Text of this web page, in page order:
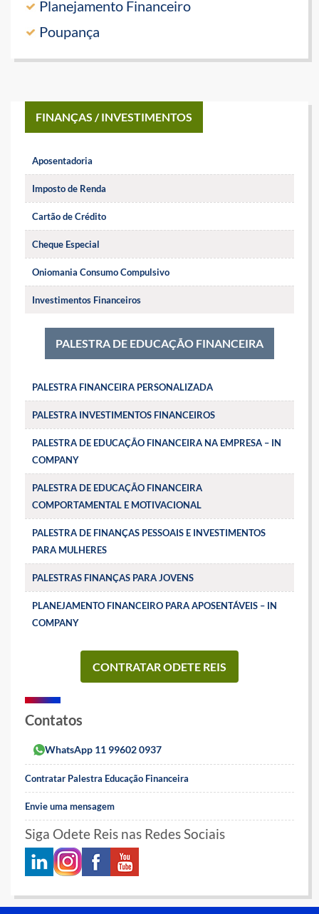
Planejamento Financeiro
Poupança
FINANÇAS / INVESTIMENTOS
Aposentadoria
Imposto de Renda
Cartão de Crédito
Cheque Especial
Oniomania Consumo Compulsivo
Investimentos Financeiros
PALESTRA DE EDUCAÇÃO FINANCEIRA
PALESTRA FINANCEIRA PERSONALIZADA
PALESTRA INVESTIMENTOS FINANCEIROS
PALESTRA DE EDUCAÇÃO FINANCEIRA NA EMPRESA – IN
COMPANY
PALESTRA DE EDUCAÇÃO FINANCEIRA
COMPORTAMENTAL E MOTIVACIONAL
PALESTRA DE FINANÇAS PESSOAIS E INVESTIMENTOS
PARA MULHERES
PALESTRAS FINANÇAS PARA JOVENS
PLANEJAMENTO FINANCEIRO PARA APOSENTÁVEIS – IN
COMPANY
CONTRATAR ODETE REIS
Contatos
WhatsApp 11 99602 0937
Contratar Palestra Educação Financeira
Envie uma mensagem
Siga Odete Reis nas Redes Sociais